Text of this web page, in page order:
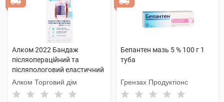
Алком 2022 Бандаж
післяопераційний та
післяпологовий еластичний
Євро розмір 2 1 шт
Алком Торговий дім
Бепантен мазь 5 % 100 г 1
туба
Грензах Продуктіонс